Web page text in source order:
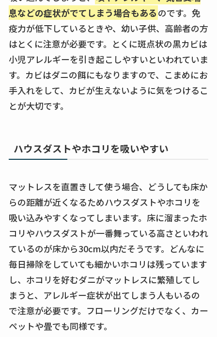
息などの症状がでてしまう場合もあるのです。免
疫力が低下しているときや、幼い子供、高齢者の方
はとくに注意が必要です。とくに斑点状の黒カビは
小児アレルギーを引き起こしやすいといわれていま
す。カビはダニの餌にもなりますので、こまめにお
手入れをして、カビが生えないように気をつけるこ
とが大切です。
ハウスダストやホコリを吸いやすい
マットレスを直置きして使う場合、どうしても床か
らの距離が近くなるためハウスダストやホコリを
吸い込みやすくなってしまいます。床に溜まったホ
コリやハウスダストが一番舞っている高さといわれ
ているのが床から30cm以内だそうです。どんなに
毎日掃除をしていても細かいホコリは残っています
し、ホコリを好むダニがマットレスに繁殖してし
まうと、アレルギー症状が出てしまう人もいるの
で注意が必要です。フローリングだけでなく、カー
ペットや畳でも同様です。